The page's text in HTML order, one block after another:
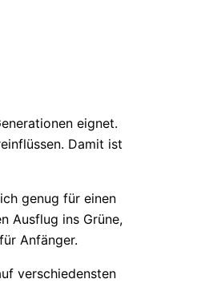
eignet.
Damit ist
genug für einen
Ausflug ins Grüne,
Anfänger.
verschiedensten